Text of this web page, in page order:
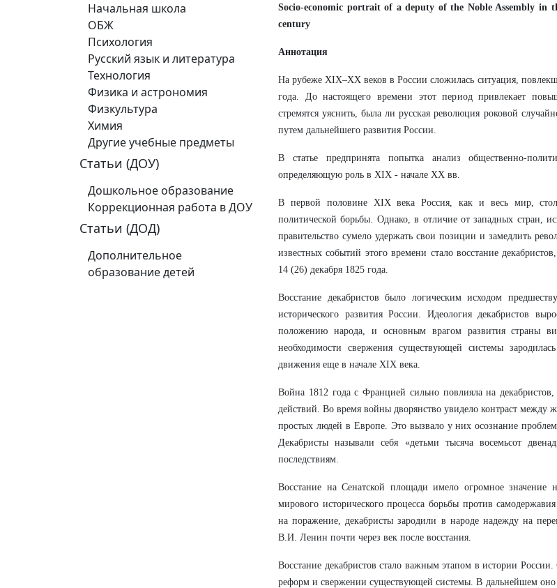
Начальная школа
ОБЖ
Психология
Русский язык и литература
Технология
Физика и астрономия
Физкультура
Химия
Другие учебные предметы
Статьи (ДОУ)
Дошкольное образование
Коррекционная работа в ДОУ
Статьи (ДОД)
Дополнительное
образование детей
Socio-economic portrait of a deputy of the Noble Assembly in
century
Аннотация
На рубеже XIX–XX веков в России сложилась ситуация,
года. До настоящего времени этот период привлекает
стремятся уяснить, была ли русская революция роковой
путем дальнейшего развития России.
В статье предпринята попытка анализ общественно-
определяющую роль в XIX - начале XX вв.
В первой половине XIX века Россия, как и весь мир,
политической борьбы. Однако, в отличие от западных стран,
правительство сумело удержать свои позиции и замедлить
известных событий этого времени стало восстание
14 (26) декабря 1825 года.
Восстание декабристов было логическим исходом
исторического развития России. Идеология декабристов
положению народа, и основным врагом развития страны
необходимости свержения существующей системы
движения еще в начале XIX века.
Война 1812 года с Францией сильно повлияла на
действий. Во время войны дворянство увидело контраст между
простых людей в Европе. Это вызвало у них осознание проблем
Декабристы называли себя «детьми тысяча восемьсот
последствиям.
Восстание на Сенатской площади имело огромное значение
мирового исторического процесса борьбы против
на поражение, декабристы зародили в народе надежду на
В.И. Ленин почти через век после восстания.
Восстание декабристов стало важным этапом в истории
реформ и свержении существующей системы. В дальнейшем оно